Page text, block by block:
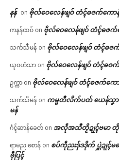
နန် on ဗိုလ်ဝေလေန်ဖျဝ် တံၚ်ဓဇက်ကေ
ကနန်ထဝ် on ဗိုလ်ဝေလေန်ဖျဝ် တံၚ်ဓဇ
သက်သီမန် on ဗိုလ်ဝေလေန်ဖျဝ် တံၚ်ဓ
ယုဝဟံသာ on ဗိုလ်ဝေလေန်ဖျဝ် တံၚ်ဓဇ
ဥက္ကာ on ဗိုလ်ဝေလေန်ဖျဝ် တံၚ်ဓဇက်ကေ
သက်သီမန် on ကမ္မတဳလိက်ပတ် ယေန်သၞာ
မန်
ဂံၚ်ဆာန်ခေတ် on အလဵုအသဳတၟိဍုၚ်ဗမာ တိုန်ဒှ်
ရာမည စောန် on စပ်ကဵုညးဒှ်ဒဒိုက် ပ္ဋဲဍုၚ်
ဗီုပြၚ်